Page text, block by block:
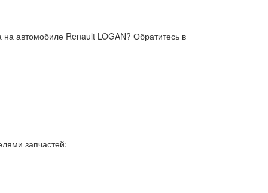
автомобиле Renault LOGAN? Обратитесь в
запчастей: